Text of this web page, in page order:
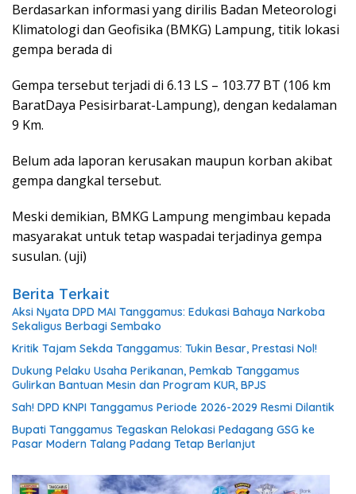
Berdasarkan informasi yang dirilis Badan Meteorologi
Klimatologi dan Geofisika (BMKG) Lampung, titik lokasi
gempa berada di
Gempa tersebut terjadi di 6.13 LS – 103.77 BT (106 km
BaratDaya Pesisirbarat-Lampung), dengan kedalaman
9 Km.
Belum ada laporan kerusakan maupun korban akibat
gempa dangkal tersebut.
Meski demikian, BMKG Lampung mengimbau kepada
masyarakat untuk tetap waspadai terjadinya gempa
susulan. (uji)
Berita Terkait
Aksi Nyata DPD MAI Tanggamus: Edukasi Bahaya Narkoba
Sekaligus Berbagi Sembako
Kritik Tajam Sekda Tanggamus: Tukin Besar, Prestasi Nol!
Dukung Pelaku Usaha Perikanan, Pemkab Tanggamus
Gulirkan Bantuan Mesin dan Program KUR, BPJS
Sah! DPD KNPI Tanggamus Periode 2026-2029 Resmi Dilantik
Bupati Tanggamus Tegaskan Relokasi Pedagang GSG ke
Pasar Modern Talang Padang Tetap Berlanjut